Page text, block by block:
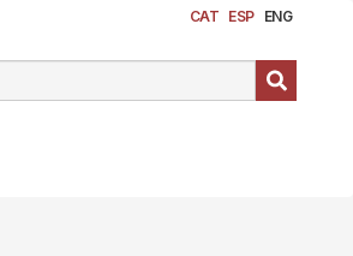
CAT ESP ENG